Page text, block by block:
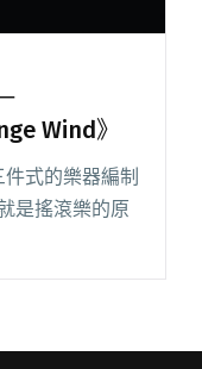
Wind》
式的樂器編制
是搖滾樂的原